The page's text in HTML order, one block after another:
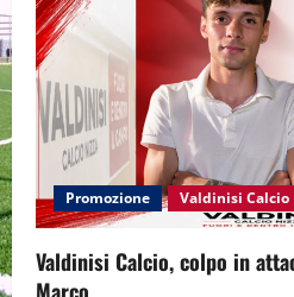
Promozione Valdinisi Calcio
Valdinisi Calcio, colpo in
Marco